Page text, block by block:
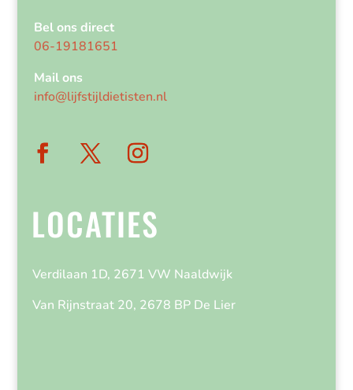
Bel ons direct
06-19181651
Mail ons
info@lijfstijldietisten.nl
LOCATIES
Verdilaan 1D, 2671 VW Naaldwijk
Van Rijnstraat 20, 2678 BP De Lier